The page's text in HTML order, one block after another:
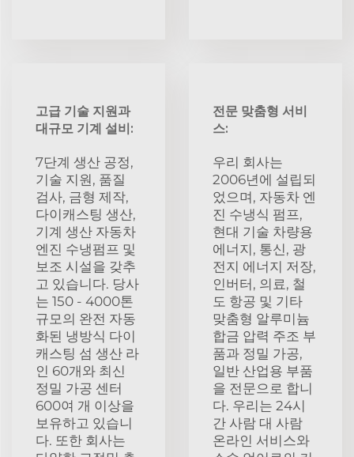
고급 기술 지원과
대규모 기계 설비:
7단계 생산 공정,
기술 지원, 품질
검사, 금형 제작,
다이캐스팅 생산,
기계 생산 자동차
엔진 수냉펌프 및
보조 시설을 갖추
고 있습니다. 당사
는 150 - 4000톤
규모의 완전 자동
화된 냉방식 다이
캐스팅 섬 생산 라
인 60개와 최신
정밀 가공 센터
600여 개 이상을
보유하고 있습니
다. 또한 회사는
전문 맞춤형 서비
스:
우리 회사는
2006년에 설립되
었으며, 자동차 엔
진 수냉식 펌프,
현대 기술 차량용
에너지, 통신, 광
전지 에너지 저장,
인버터, 의료, 철
도 항공 및 기타
맞춤형 알루미늄
합금 압력 주조 부
품과 정밀 가공,
일반 산업용 부품
을 전문으로 합니
다. 우리는 24시
간 사람 대 사람
온라인 서비스와